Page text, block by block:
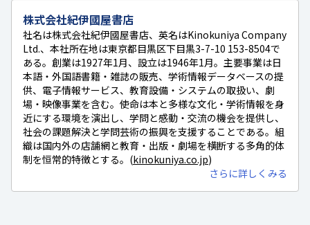
株式会社紀伊國屋書店
社名は株式会社紀伊國屋書店、英名はKinokuniya Company
Ltd.、本社所在地は東京都目黒区下目黒3-7-10 153-8504で
ある。創業は1927年1月、設立は1946年1月。主要事業は日
本語・外国語書籍・雑誌の販売、学術情報データベースの提
供、電子情報サービス、教育設備・システムの取扱い、劇
場・映像事業を含む。使命は本と多様な文化・学術情報を身
近にする環境を演出し、学問と感動・交流の機会を提供し、
社会の課題解決と学問芸術の振興を支援することである。組
織は国内外の店舗網と教育・出版・劇場を横断する多角的体
制を恒常的特徴とする。(kinokuniya.co.jp)
さらに詳しくみる